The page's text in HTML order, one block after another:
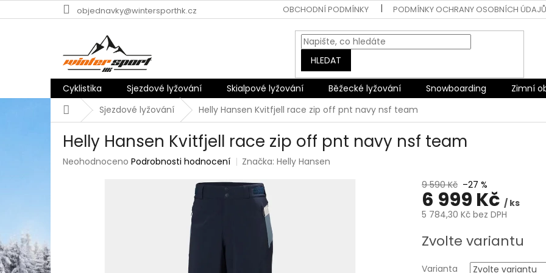
na
objednavky@wintersporthk.cz OBCHODNÍ PODMÍNKY PODMÍNKY OCHRANY OSOBNÍCH ÚDAJŮ
HLEDAT
Cyklistika Sjezdové lyžování Skialpové lyžování Běžecké lyžování Snowboarding Zimní
DomůSjezdové lyžování Helly Hansen Kvitfjell race zip off pnt navy nsf team
Helly Hansen Kvitfjell race zip off pnt navy nsf team
Průměrné
Neohodnoceno Podrobnosti hodnocení Značka:Helly Hansen
9 590 Kč –27 %
6 999 Kč / ks
5 784,30 Kč bez DPH
cena:
Zvolte variantu
Varianta